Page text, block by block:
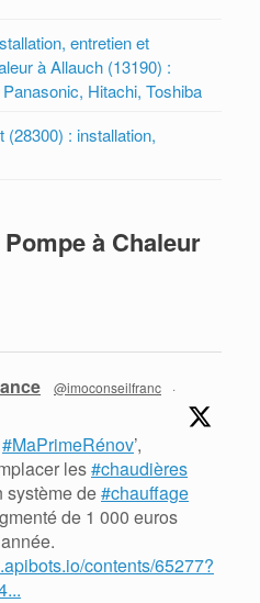
entretien et
à Allauch (13190) :
Hitachi, Toshiba
(28300) : installation,
à Chaleur
@imoconseilfranc
·
#MaPrimeRénov’,
les#chaudières
système de#chauffage
de 1 000 euros
contents/65277?